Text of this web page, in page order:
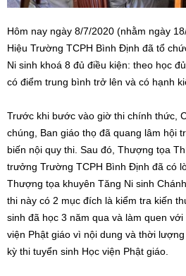
Hôm nay ngày 8/7/2020 (nhằm ngày
Hiệu Trường TCPH Bình Định đã tổ
Ni sinh khoá 8 đủ điều kiện: theo học
có điểm trung bình trở lên và có hạnh
Trước khi bước vào giờ thi chính thức,
chúng, Ban giáo thọ đã quang lâm hội
biến nội quy thi. Sau đó, Thượng tọa
trưởng Trường TCPH Bình Định đã có
Thượng tọa khuyên Tăng Ni sinh
thi này có 2 mục đích là kiểm tra kiến
sinh đã học 3 năm qua và làm quen
viện Phật giáo vì nội dung và thời
kỳ thi tuyển sinh Học viện Phật giáo.